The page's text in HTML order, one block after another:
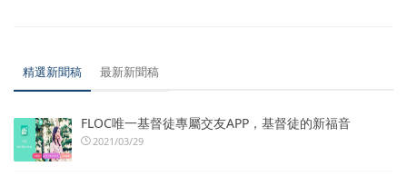
精選新聞稿 最新新聞稿
FLOC唯一基督徒專屬交友APP，基督徒的新福音
2021/03/29